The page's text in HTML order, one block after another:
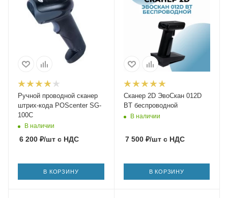
Ручной проводной сканер
штрих-кода POScenter SG-
100C
В наличии
6 200 ₽/шт с НДС
В КОРЗИНУ
Сканер 2D ЭвоСкан 012D
BT беспроводной
В наличии
7 500₽/штс НДС
В КОРЗИНУ